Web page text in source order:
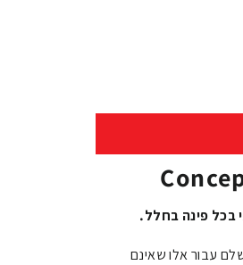
עבור אלו שאינם